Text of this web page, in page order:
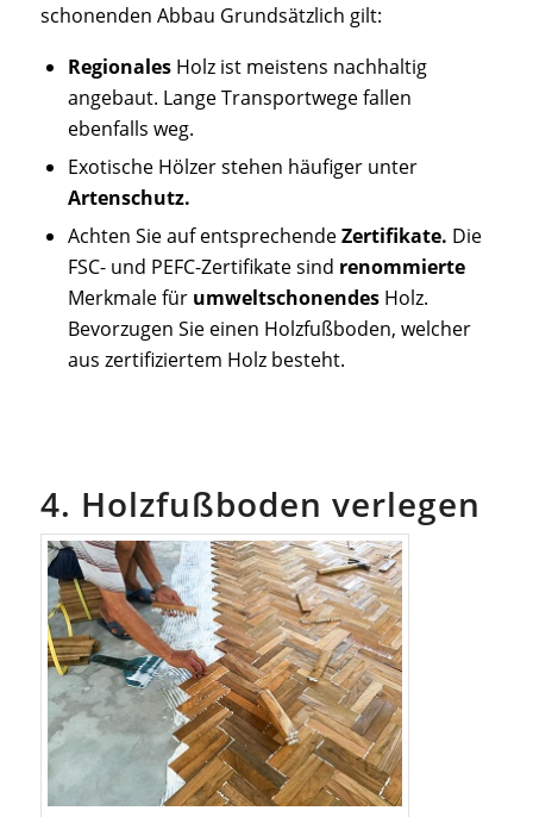
schonenden Abbau Grundsätzlich gilt:
RegionalesHolz ist meistens nachhaltig
angebaut. Lange Transportwege fallen
ebenfalls weg.
Exotische Hölzer stehen häufiger unter
Artenschutz.
Achten Sie auf entsprechendeZertifikate. Die
FSC- und PEFC-Zertifikate sind renommierte
Merkmale für umweltschonendesHolz.
Bevorzugen Sie einen Holzfußboden, welcher
aus zertifiziertem Holz besteht.
4. Holzfußboden verlegen